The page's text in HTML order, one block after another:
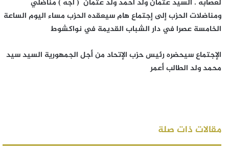
لعصابه . السيد عثمان ولد أحمد ولد عثمان ( أجه ) مناضلي
ومناضلات الحزب إلى إجتماع هام سيعقده الحزب مساء اليوم الساعة
الخامسة عصرا في دار الشباب القديمة في نواكشوط
الإجتماع سيحضره رئيس حزب الإتحاد من أجل الجمهورية السيد سيد
محمد ولد الطالب أعمر
مقالات ذات صلة